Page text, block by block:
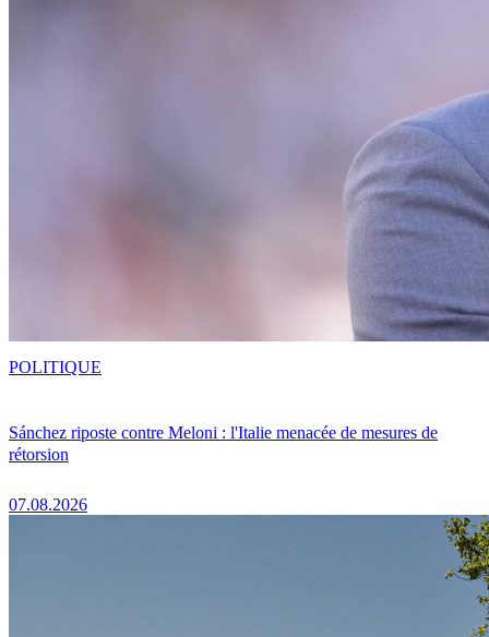
Sánchez riposte contre Meloni : l'Italie menacée de mesures de
rétorsion
07.08.2026
POLITIQUE